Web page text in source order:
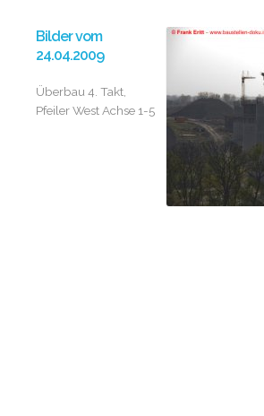
Bilder vom
24.04.2009
Überbau 4. Takt,
Pfeiler West Achse 1-5